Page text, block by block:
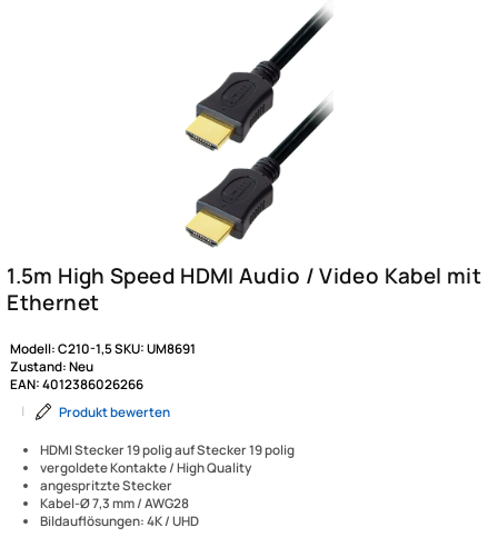
Modell:
Zustand:Neu
EAN:4012386026266
Produkt bewerten